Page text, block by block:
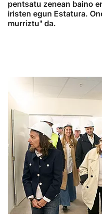
pentsatu zenean baino
iristen egun Estatura.
murriztu" da.